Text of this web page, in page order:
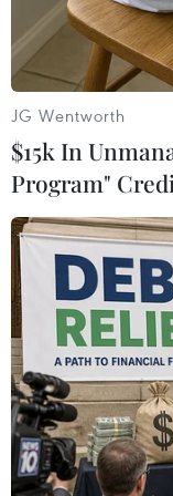
bay tới quốc
Lốp xe bốc cháy
sau khi hàng
Theo phóng
quan đại diện
JG Wentworth
$15k In
Program"